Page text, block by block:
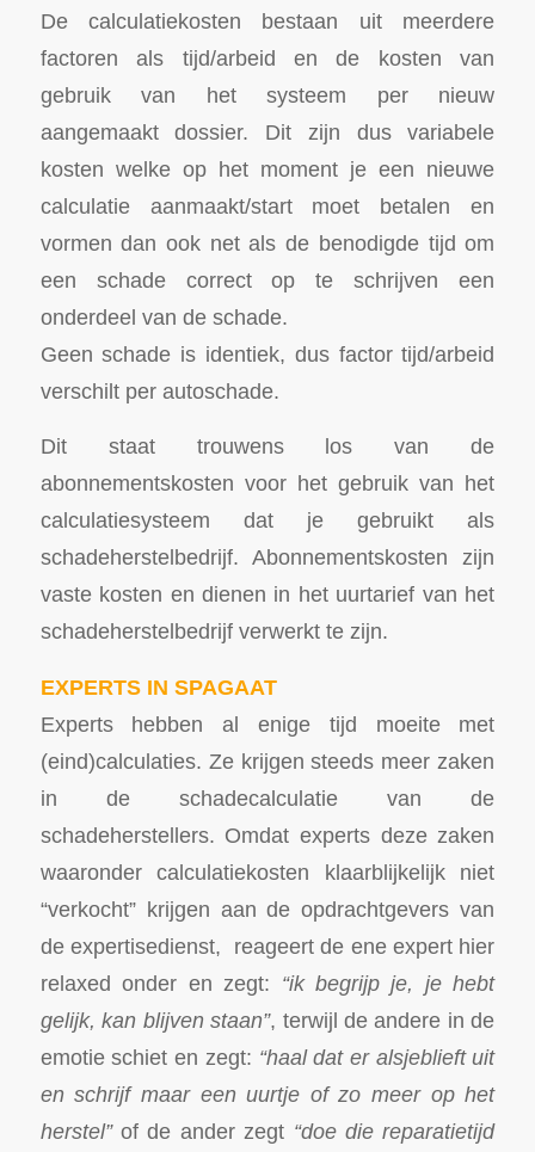
De calculatiekosten bestaan uit meerdere
factoren als tijd/arbeid en de kosten van
gebruik van het systeem per nieuw
aangemaakt dossier. Dit zijn dus variabele
kosten welke op het moment je een nieuwe
calculatie aanmaakt/start moet betalen en
vormen dan ook net als de benodigde tijd om
een schade correct op te schrijven een
onderdeel van de schade.
Geen schade is identiek, dus factor tijd/arbeid
verschilt per autoschade.
Dit staat trouwens los van de
abonnementskosten voor het gebruik van het
calculatiesysteem dat je gebruikt als
schadeherstelbedrijf. Abonnementskosten zijn
vaste kosten en dienen in het uurtarief van het
schadeherstelbedrijf verwerkt te zijn.
EXPERTS IN SPAGAAT
Experts hebben al enige tijd moeite met
(eind)calculaties. Ze krijgen steeds meer zaken
in de schadecalculatie van de
schadeherstellers. Omdat experts deze zaken
waaronder calculatiekosten klaarblijkelijk niet
“verkocht” krijgen aan de opdrachtgevers van
de expertisedienst, reageert de ene expert hier
relaxed onder en zegt: “ik begrijp je, je hebt
gelijk, kan blijven staan”, terwijl de andere in de
emotie schiet en zegt: “haal dat er alsjeblieft uit
en schrijf maar een uurtje of zo meer op het
herstel”of de ander zegt “doe die reparatietijd